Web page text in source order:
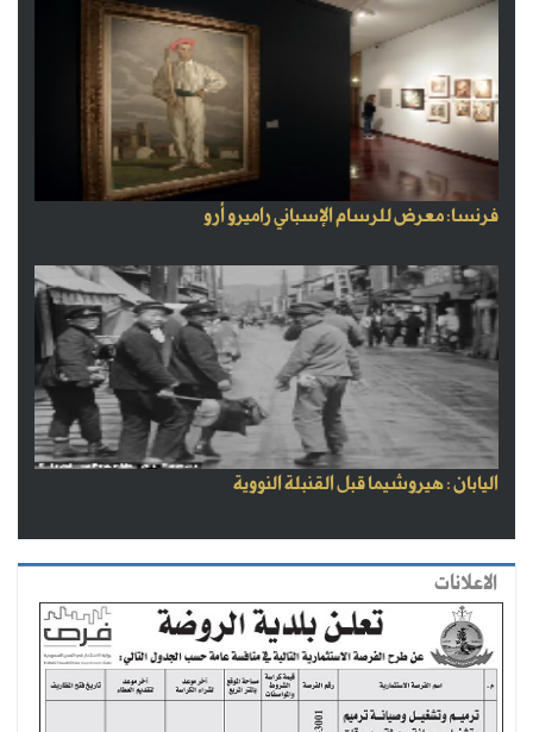
فرنسا: معرض للرسام الإسباني راميرو أرو
اليابان : هيروشيما قبل القنبلة النووية
الاعلانات